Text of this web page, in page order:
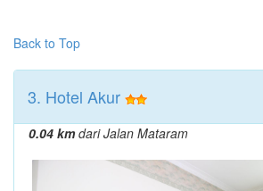
Back to Top
3. Hotel Akur
0.04 kmdari Jalan Mataram